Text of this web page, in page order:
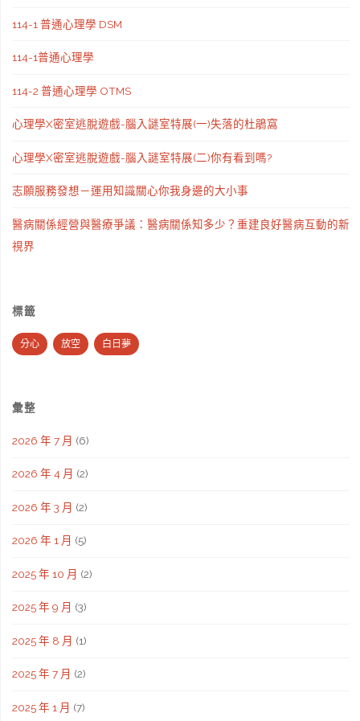
114-1 普通心理學 DSM
114-1普通心理學
114-2 普通心理學 OTMS
心理學X密室逃脫遊戲-腦入謎室特展(一)失落的杜鵑窩
心理學X密室逃脫遊戲-腦入謎室特展(二)你有看到嗎?
志願服務發想－運用知識關心你我身邊的大小事
醫病關係經營與醫療爭議：醫病關係知多少？重建良好醫病互動的新
視界
標籤
分心 放空 白日夢
彙整
2026 年 7 月 (6)
2026 年 4 月 (2)
2026 年 3 月 (2)
2026 年 1 月 (5)
2025 年 10 月 (2)
2025 年 9 月 (3)
2025 年 8 月 (1)
2025 年 7 月 (2)
2025 年 1 月 (7)